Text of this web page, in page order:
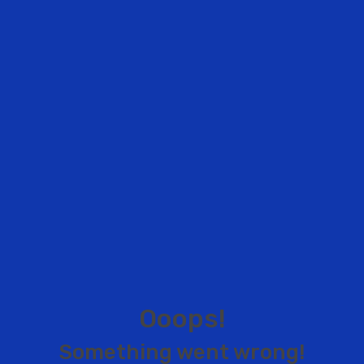
Ooops!
Something went wrong!